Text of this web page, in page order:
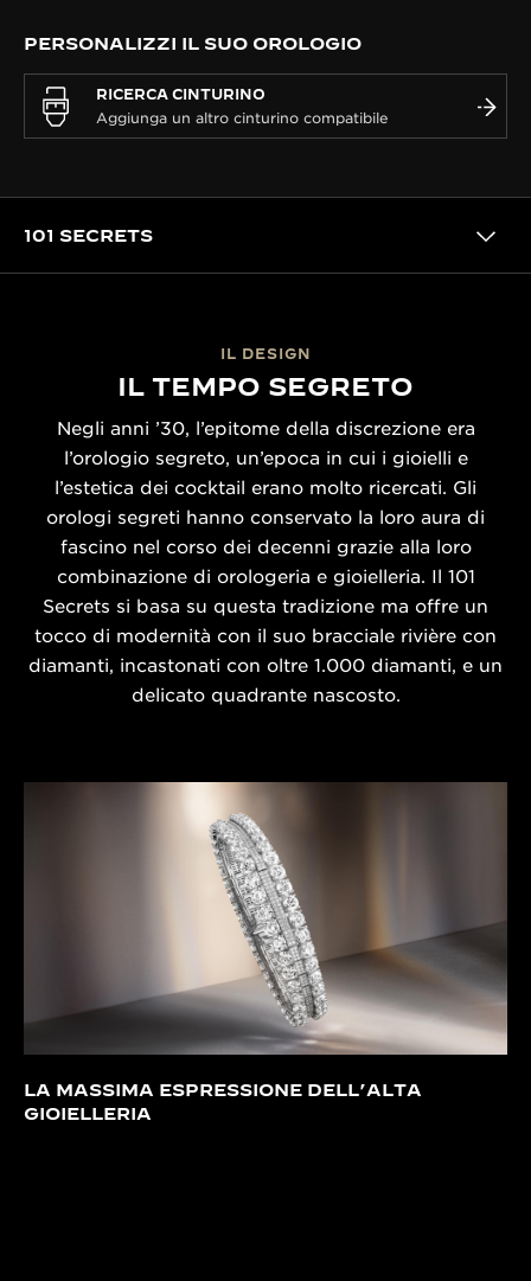
PERSONALIZZI IL SUO OROLOGIO
RICERCA CINTURINO
101 SECRETS
IL DESIGN
IL TEMPO SEGRETO
Negli anni ’30, l’epitome della discrezione era
l’orologio segreto, un’epoca in cui i gioielli e
l’estetica dei cocktail erano molto ricercati. Gli
orologi segreti hanno conservato la loro aura di
fascino nel corso dei decenni grazie alla loro
combinazione di orologeria e gioielleria. Il 101
Secrets si basa su questa tradizione ma offre un
tocco di modernità con il suo bracciale rivière con
diamanti, incastonati con oltre 1.000 diamanti, e un
delicato quadrante nascosto.
LA MASSIMA ESPRESSIONE DELL’ALTA
GIOIELLERIA